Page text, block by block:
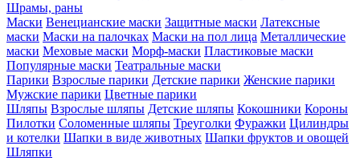
Шрамы, раны
Маски Венецианские маски Защитные маски Латексные
маски Маски на палочках Маски на пол лица Металлические
маски Меховые маски Морф-маски Пластиковые маски
Популярные маски Театральные маски
Парики Взрослые парики Детские парики Женские парики
Мужские парики Цветные парики
Шляпы Взрослые шляпы Детские шляпы Кокошники Короны
Пилотки Соломенные шляпы Треуголки Фуражки Цилиндры
и котелки Шапки в виде животных Шапки фруктов и овощей
Шляпки